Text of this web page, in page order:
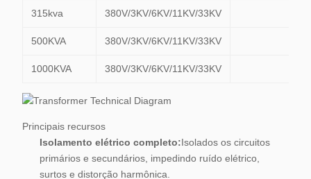
315kva 380V/3KV/6KV/11KV/33KV
500KVA 380V/3KV/6KV/11KV/33KV
1000KVA 380V/3KV/6KV/11KV/33KV
Principais recursos
Isolamento elétrico completo:Isolados os circuitos
primários e secundários, impedindo ruído elétrico,
surtos e distorção harmônica.